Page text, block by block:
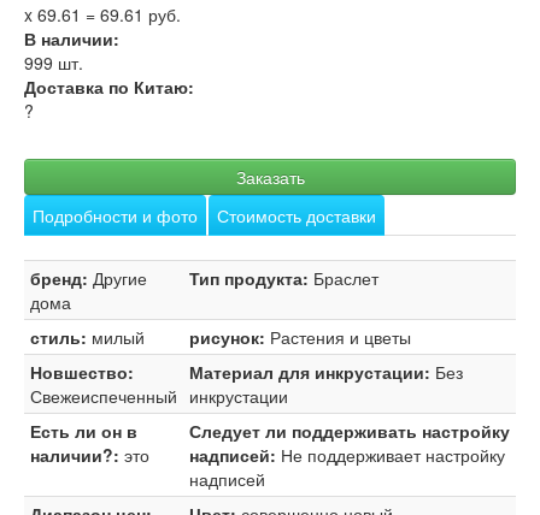
x 69.61 = 69.61 руб.
В наличии:
999 шт.
Доставка по Китаю:
?
Заказать
Подробности и фото
Стоимость доставки
бренд: Другие
дома
Тип продукта: Браслет
стиль: милый рисунок: Растения и цветы
Новшество:
Свежеиспеченный
Материал для инкрустации: Без
инкрустации
Есть ли он в
наличии?: это
Следует ли поддерживать настройку
надписей: Не поддерживает настройку
надписей